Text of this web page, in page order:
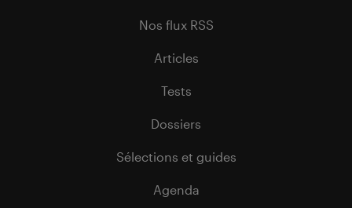
Nos flux RSS
Articles
Tests
Dossiers
Sélections et guides
Agenda